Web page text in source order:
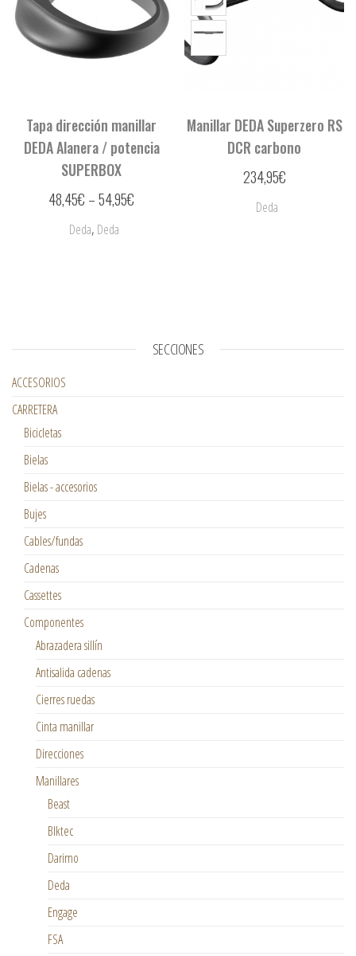
Tapa dirección manillar
DEDA Alanera / potencia
SUPERBOX
48,45€ –54,95€
Deda, Deda
Manillar DEDA Superzero RS
DCR carbono
234,95€
Deda
SECCIONES
ACCESORIOS
CARRETERA
Bicicletas
Bielas
Bielas - accesorios
Bujes
Cables/fundas
Cadenas
Cassettes
Componentes
Abrazadera sillín
Antisalida cadenas
Cierres ruedas
Cinta manillar
Direcciones
Manillares
Beast
Blktec
Darimo
Deda
Engage
FSA